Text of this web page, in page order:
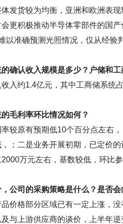
发货较为均衡，亚洲和欧洲表
更积极推动半导体零部件的国
以准确预测光照情况，仅从经验
确认收入规模是多少？户储和
入约1.4亿元，其中工商储系统
毛利率环比情况如何？
较原有预期低10个百分点左右
；二是业务开展初期，已定价
万元左右，基数较低，环比参
公司的采购策略是什么？是否
价格部分区域已有一定上涨，
与上游供应商的谈价，上半年